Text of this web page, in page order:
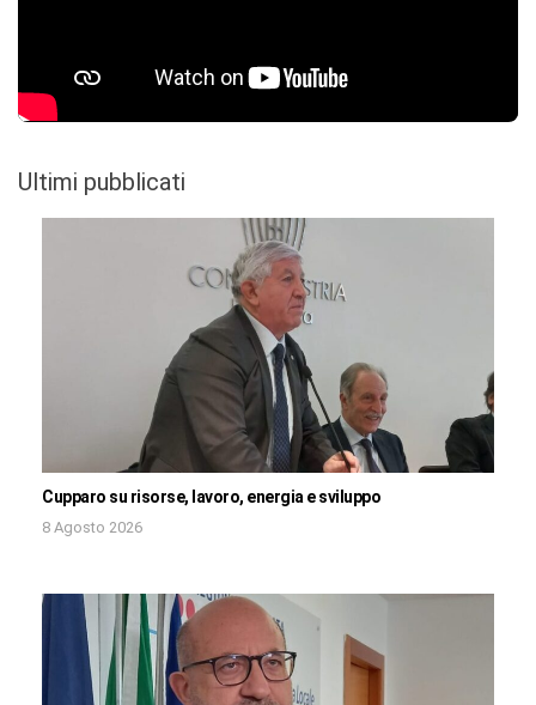
Ultimi pubblicati
Cupparo su risorse, lavoro, energia e sviluppo
8 Agosto 2026